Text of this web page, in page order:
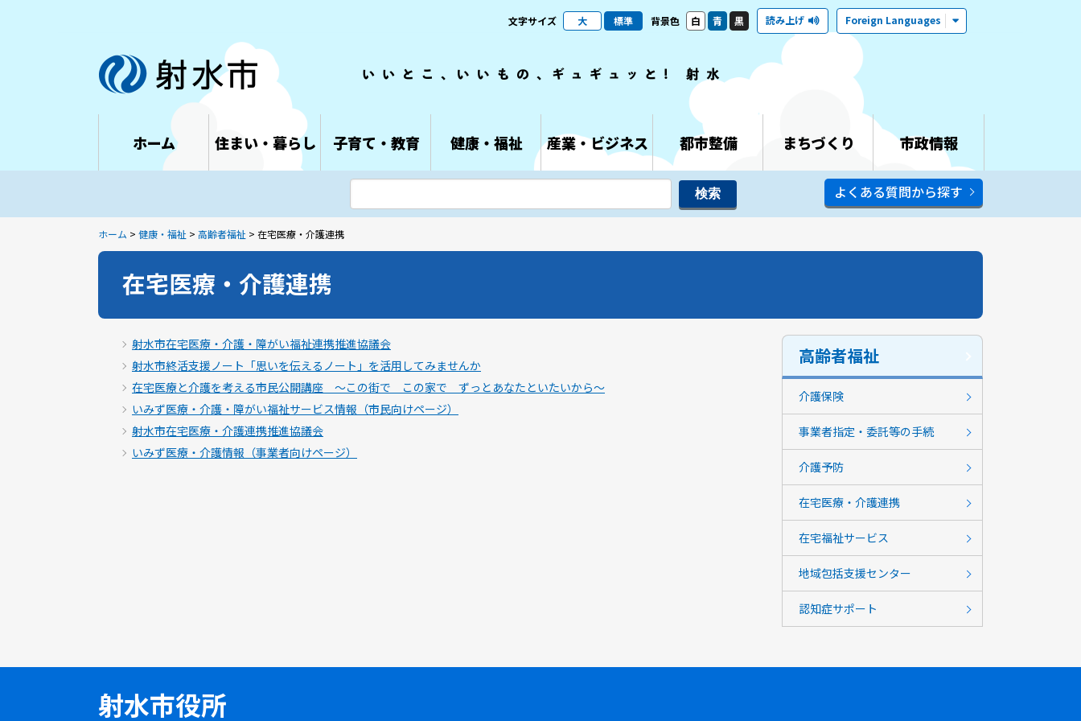
文字サイズ 大 標準 背景色 白 青 黒 読み上げ Foreign Languages
ホーム 住まい・暮らし 子育て・教育 健康・福祉 産業・ビジネス 都市整備 まちづくり 市政情報
よくある質問から探す
ホーム > 健康・福祉 > 高齢者福祉 > 在宅医療・介護連携
在宅医療・介護連携
射水市在宅医療・介護・障がい福祉連携推進協議会
射水市終活支援ノート「思いを伝えるノート」を活用してみませんか
在宅医療と介護を考える市民公開講座 ～この街で この家で ずっとあなたといたいから～
いみず医療・介護・障がい福祉サービス情報（市民向けページ）
射水市在宅医療・介護連携推進協議会
いみず医療・介護情報（事業者向けページ）
高齢者福祉
介護保険
事業者指定・委託等の手続
介護予防
在宅医療・介護連携
在宅福祉サービス
地域包括支援センター
認知症サポート
射水市役所